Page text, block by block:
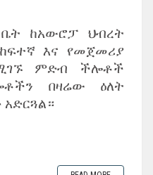
ከአውሮፓ ህብረት
እና የመጀመሪያ
ምድብ ችሎቶች
በዛሬው ዕለት